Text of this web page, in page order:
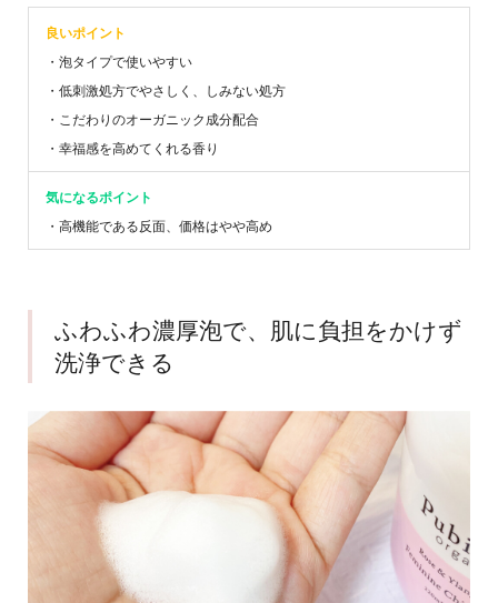
良いポイント
・泡タイプで使いやすい
・低刺激処方でやさしく、しみない処方
・こだわりのオーガニック成分配合
・幸福感を高めてくれる香り
気になるポイント
・高機能である反面、価格はやや高め
ふわふわ濃厚泡で、肌に負担をかけず
洗浄できる